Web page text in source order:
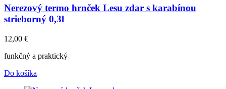
Nerezový termo hrnček Lesu zdar s karabínou
strieborný 0,3l
12,00 €
funkčný a praktický
Do košíka